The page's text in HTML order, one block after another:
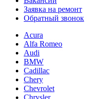
Заявка на ремонт
Обратный звонок
Acura
Alfa Romeo
Audi
BMW
Cadillac
Chery
Chevrolet
Chrysler